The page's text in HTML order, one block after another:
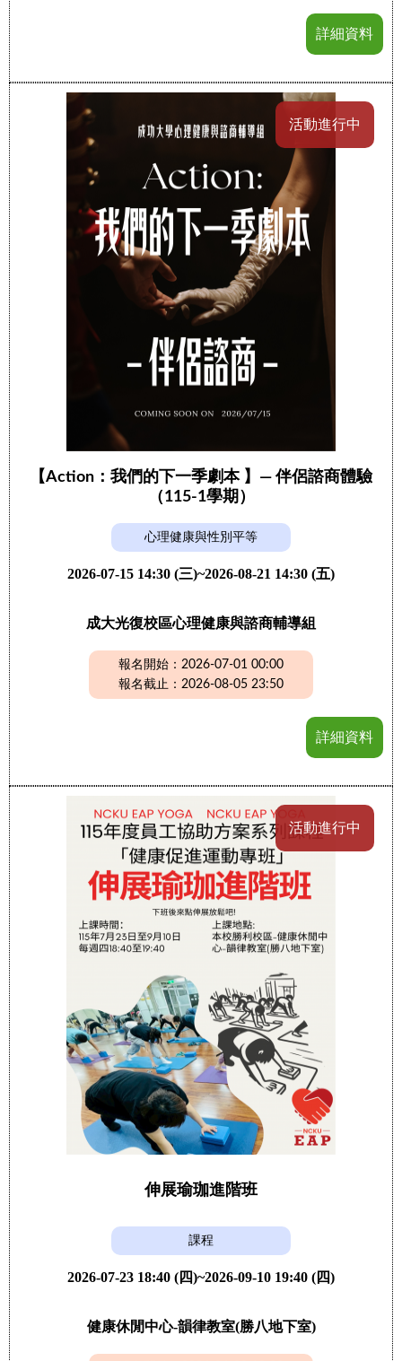
詳細資料
活動進行中
【Action：我們的下一季劇本 】— 伴侶諮商體驗
（115-1學期）
心理健康與性別平等
2026-07-15 14:30 (三)~2026-08-21 14:30 (五)
成大光復校區心理健康與諮商輔導組
報名開始：2026-07-01 00:00
報名截止：2026-08-05 23:50
詳細資料
活動進行中
伸展瑜珈進階班
課程
2026-07-23 18:40 (四)~2026-09-10 19:40 (四)
健康休閒中心-韻律教室(勝八地下室)